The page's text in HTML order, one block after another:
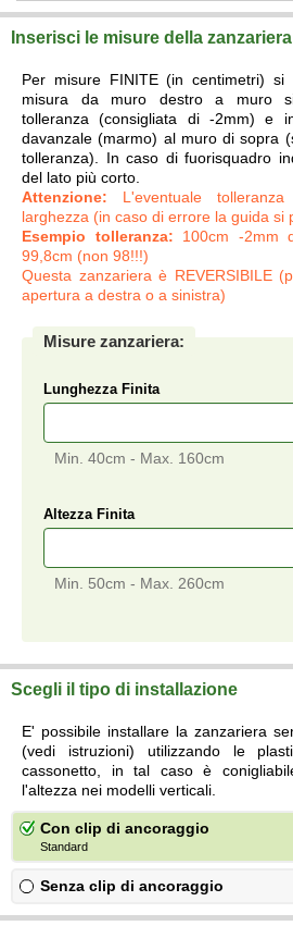
Inserisci le misure della zanzariera
Per misure FINITE (in centimetri)
misura da muro destro a muro
tolleranza (consigliata di -2mm) e
davanzale (marmo) al muro di sopra
tolleranza). In caso di fuorisquadro
del lato più corto.
Attenzione: L'eventuale
larghezza (in caso di errore la guida si
Esempio tolleranza: 100cm -2mm
99,8cm (non 98!!!)
Questa zanzariera è REVERSIBILE
apertura a destra o a sinistra)
Misure zanzariera:
Lunghezza Finita
Min. 40cm - Max. 160cm
Altezza Finita
Min. 50cm - Max. 260cm
Scegli il tipo di installazione
E' possibile installare la zanzariera
(vedi istruzioni) utilizzando le
cassonetto, in tal caso è
l'altezza nei modelli verticali.
Con clip di ancoraggio
Standard
Senza clip di ancoraggio